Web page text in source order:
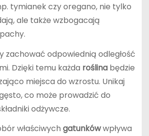
tymianek czy oregano, nie tylko
ale także wzbogacają
zachować odpowiednią odległość
Dzięki temu każda roślinabędzie
miejsca do wzrostu. Unikaj
co może prowadzić do
odżywcze.
właściwych gatunkówwpływa